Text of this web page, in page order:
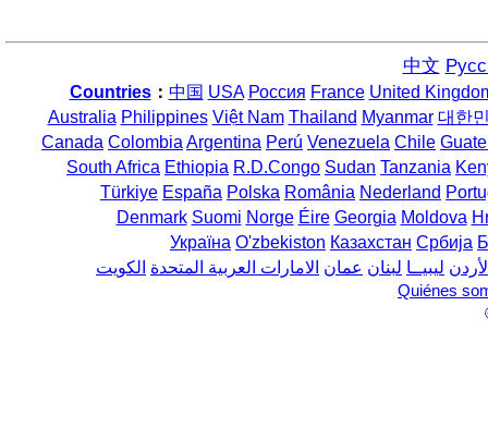
中文
Countries： 中国 USA Россия France United
Australia Philippines Việt Nam Thailand Myanmar 대한
Canada Colombia Argentina Perú Venezuela Chile
South Africa Ethiopia R.D.Congo Sudan Tanzania
Türkiye España Polska România Nederland
Denmark Suomi Norge Éire Georgia Moldova
Україна O'zbekiston Казахстан Србија
ليبيــا لبنان عمان الامارات العربية المتحدة الكويت
Quiénes